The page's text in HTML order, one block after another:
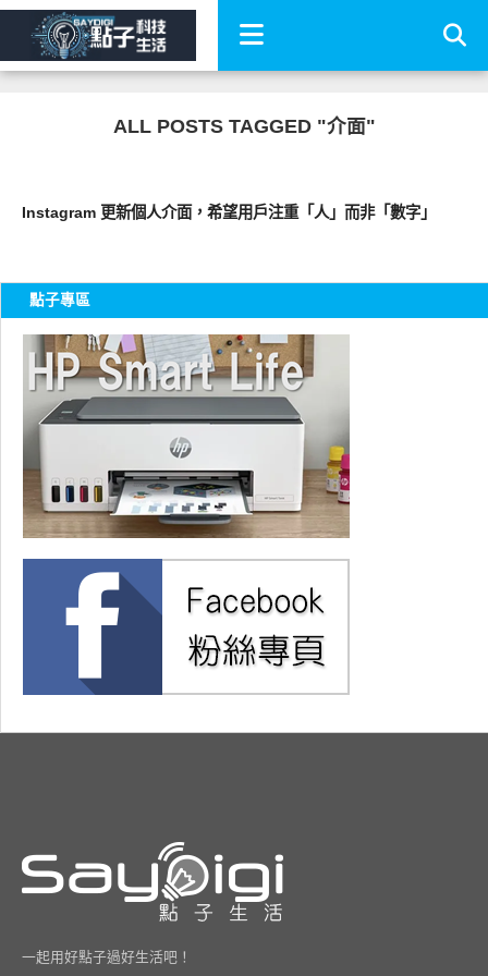
ALL POSTS TAGGED "介面"
Instagram 更新個人介面，希望用戶注重「人」而非「數字」
點子專區
一起用好點子過好生活吧！